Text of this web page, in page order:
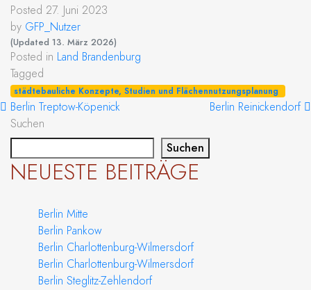
Posted 27. Juni 2023
by GFP_Nutzer
(Updated 13. März 2026)
Posted in Land Brandenburg
Tagged
städtebauliche Konzepte, Studien und Flächennutzungsplanung
BEITRAGS-NAVIGATION
Berlin Treptow-Köpenick
Berlin Reinickendorf
Suchen
Suchen
NEUESTE BEITRÄGE
Berlin Mitte
Berlin Pankow
Berlin Charlottenburg-Wilmersdorf
Berlin Charlottenburg-Wilmersdorf
Berlin Steglitz-Zehlendorf